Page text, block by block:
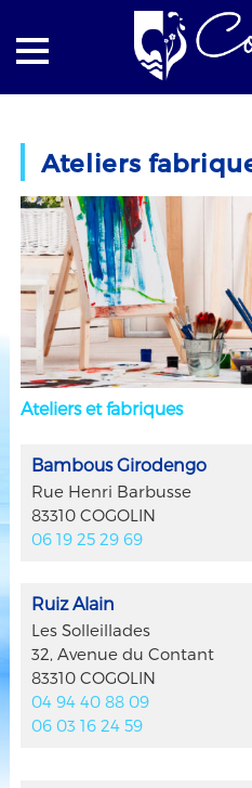
Ateliers fabriques et galeries
Ateliers
Ateliers et fabriques
Bambous Girodengo
Rue Henri Barbusse
83310 COGOLIN
06 19 25 29 69
Ruiz Alain
Les Solleillades
32, Avenue du Contant
83310 COGOLIN
04 94 40 88 09
06 03 16 24 59